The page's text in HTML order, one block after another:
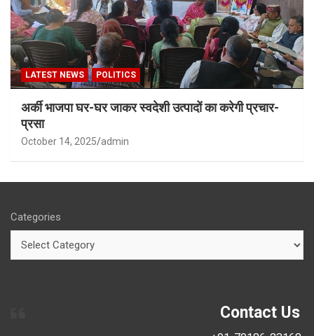
LATEST NEWS POLITICS
अर्की भाजपा घर-घर जाकर स्वदेशी उत्पादों का करेगी प्रचार-
प्रसा
October 14, 2025 admin
Categories
Contact Us